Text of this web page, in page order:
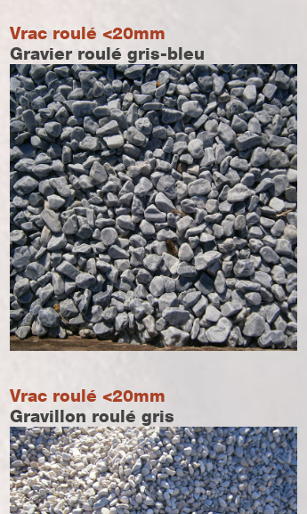
Vrac roulé <20mm
Gravier roulé gris-bleu
Vrac roulé <20mm
Gravillon roulé gris